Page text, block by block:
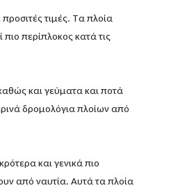
τιμές. Τα πλοία
περίπλοκος κατά τις
και γεύματα και ποτά
δρομολόγια πλοίων από
και γενικά πιο
από ναυτία. Αυτά τα πλοία